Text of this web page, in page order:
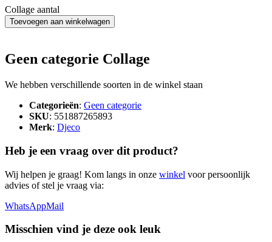
Collage aantal
Toevoegen aan winkelwagen
Geen categorie Collage
We hebben verschillende soorten in de winkel staan
Categorieën: Geen categorie
SKU: 551887265893
Merk: Djeco
Heb je een vraag over dit product?
Wij helpen je graag! Kom langs in onze winkel voor persoonlijk
advies of stel je vraag via:
WhatsAppMail
Misschien vind je deze ook leuk